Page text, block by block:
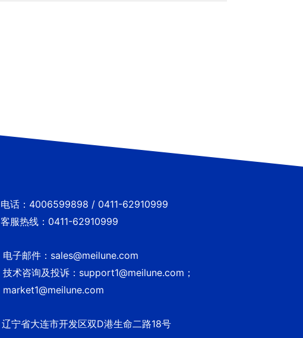
电话：4006599898 / 0411-62910999
客服热线：0411-62910999
电子邮件：sales@meilune.com
技术咨询及投诉：support1@meilune.com；
market1@meilune.com
辽宁省大连市开发区双D港生命二路18号